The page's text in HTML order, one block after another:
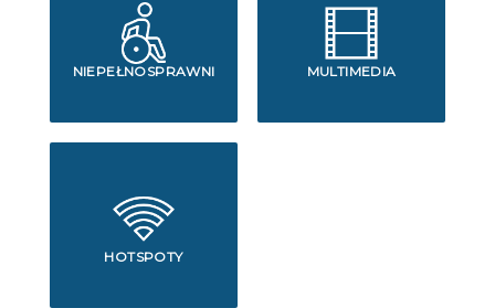
NIEPEŁNOSPRAWNI MULTIMEDIA
HOTSPOTY